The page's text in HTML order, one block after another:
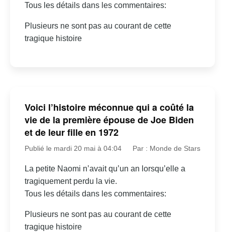
Tous les détails dans les commentaires:
Plusieurs ne sont pas au courant de cette
tragique histoire
Voici l’histoire méconnue qui a coûté la
vie de la première épouse de Joe Biden
et de leur fille en 1972
Publié le mardi 20 mai à 04:04 Par : Monde de Stars
La petite Naomi n’avait qu’un an lorsqu’elle a
tragiquement perdu la vie.
Tous les détails dans les commentaires:
Plusieurs ne sont pas au courant de cette
tragique histoire